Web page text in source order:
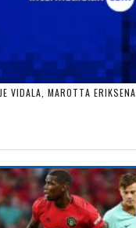
VIDALA, MAROTTA ERIKSENA